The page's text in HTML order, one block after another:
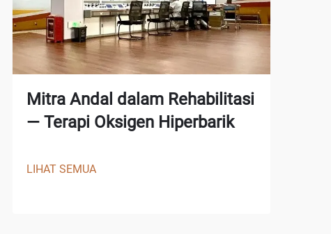
Mitra Andal dalam Rehabilitasi
— Terapi Oksigen Hiperbarik
LIHAT SEMUA